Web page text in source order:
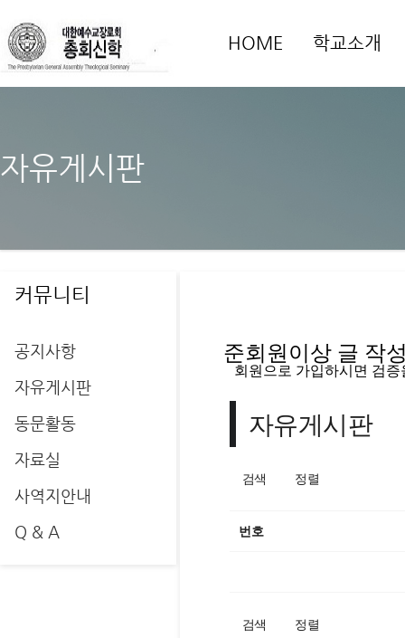
HOME 학교소개
자유게시판
커뮤니티
공지사항
자유게시판
동문활동
자료실
사역지안내
Q & A
준회원이상 글 작
회원으로 가입하시면 검
자유게시판
검색 정렬
번호
검색 정렬